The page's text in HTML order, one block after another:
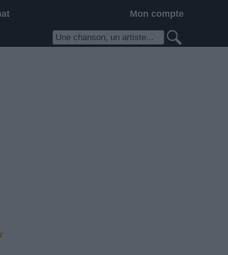
Mon compte